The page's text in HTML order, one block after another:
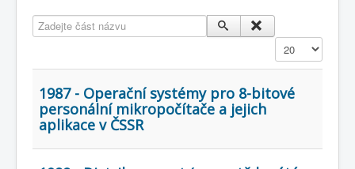
Cíle expozice
Současnost SW a IT
KNIHOVNA
Zadejte část názvu
Zobrazit
1987 - Operační systémy pro 8-bitové
personální mikropočítače a jejich
aplikace v ČSSR